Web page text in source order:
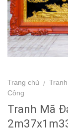
Trang chủ /
Công
Tranh Mã